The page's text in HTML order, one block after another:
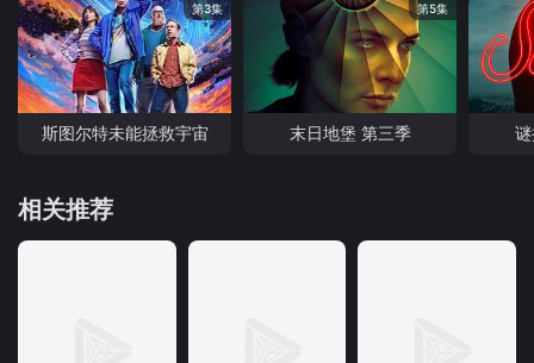
第3集
斯图尔特未能拯救宇宙
第5集
末日地堡 第三季
相关推荐